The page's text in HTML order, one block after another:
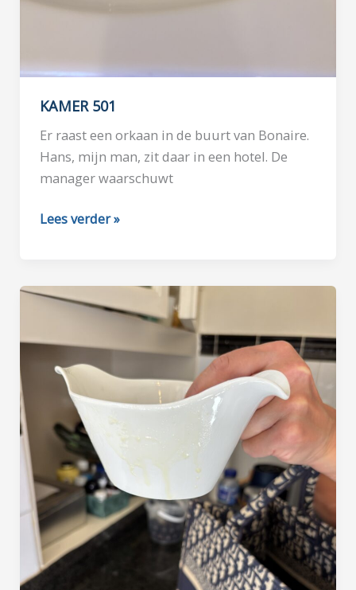
KAMER 501
Er raast een orkaan in de buurt van Bonaire.
Hans, mijn man, zit daar in een hotel. De
manager waarschuwt
KAMER
Lees verder »